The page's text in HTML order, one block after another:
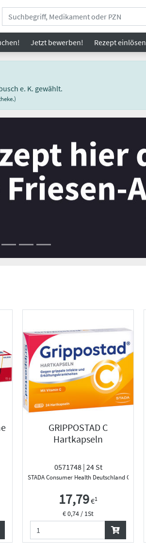
Jetzt bewerben! Rezepteinlösen
e. K. gewählt.
GRIPPOSTAD C
Hartkapseln
0571748 | 24 St
STADA Consumer Health Deutschland GmbH
17,79€1
€ 0,74 / 1St